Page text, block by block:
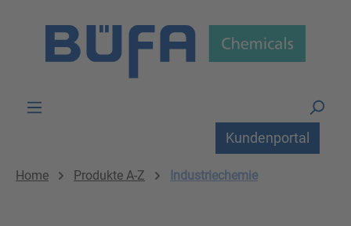
Kundenportal
Home Produkte A-Z Industriechemie